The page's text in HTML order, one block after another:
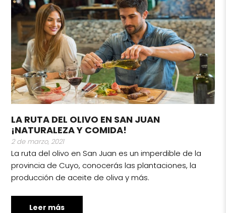
LA RUTA DEL OLIVO EN SAN JUAN
¡NATURALEZA Y COMIDA!
2 de marzo, 2021
La ruta del olivo en San Juan es un imperdible de la
provincia de Cuyo, conocerás las plantaciones, la
producción de aceite de oliva y más.
Leer más